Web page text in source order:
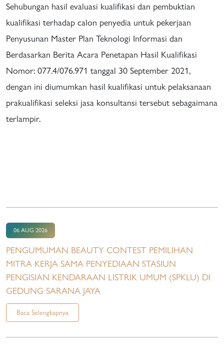
Sehubungan hasil evaluasi kualifikasi dan pembuktian
kualifikasi terhadap calon penyedia untuk pekerjaan
Penyusunan Master Plan Teknologi Informasi dan
Berdasarkan Berita Acara Penetapan Hasil Kualifikasi
Nomor: 077.4/076.971 tanggal 30 September 2021,
dengan ini diumumkan hasil kualifikasi untuk pelaksanaan
prakualifikasi seleksi jasa konsultansi tersebut sebagaimana
terlampir.
06 AUG 2026
PENGUMUMAN BEAUTY CONTEST PEMILIHAN
MITRA KERJA SAMA PENYEDIAAN STASIUN
PENGISIAN KENDARAAN LISTRIK UMUM (SPKLU) DI
GEDUNG SARANA JAYA
Baca Selengkapnya